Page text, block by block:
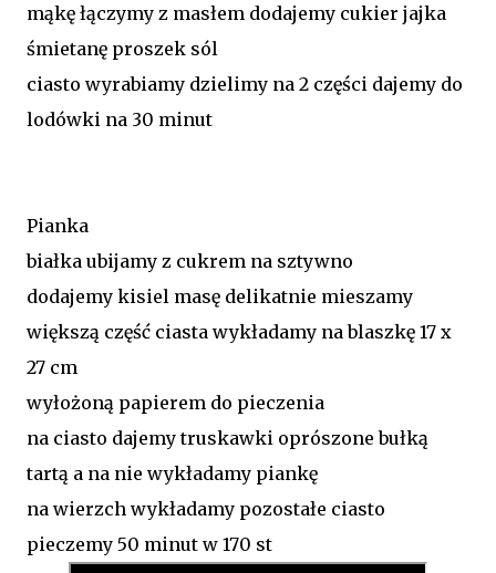
mąkę łączymy z masłem dodajemy cukier jajka
śmietanę proszek sól
ciasto wyrabiamy dzielimy na 2 części dajemy do
lodówki na 30 minut
Pianka
białka ubijamy z cukrem na sztywno
dodajemy kisiel masę delikatnie mieszamy
większą część ciasta wykładamy na blaszkę 17 x
27 cm
wyłożoną papierem do pieczenia
na ciasto dajemy truskawki oprószone bułką
tartą a na nie wykładamy piankę
na wierzch wykładamy pozostałe ciasto
pieczemy 50 minut w 170 st